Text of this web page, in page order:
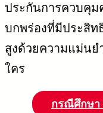
ประกันการควบคุ
บกพร่องที่มีประสิท
สูงด้วยความแม่นย
ใคร
กรณีศึกษา